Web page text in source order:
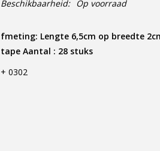
Beschikbaarheid: Op voorraad
fmeting: Lengte 6,5cm op breedte
tape Aantal : 28 stuks
+ 0302